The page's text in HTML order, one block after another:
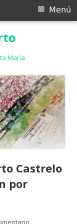
María
Menú
Castrelo
por